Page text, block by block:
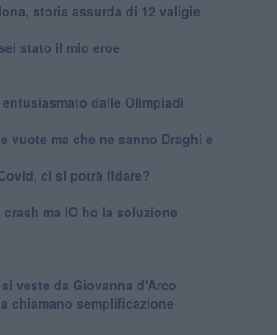
storia assurda di 12 valigie
stato il mio eroe
dalle Olimpiadi
vuote ma che ne sanno Draghi e
ci si potrà fidare?
ma IO ho la soluzione
veste da Giovanna d'Arco
chiamano semplificazione